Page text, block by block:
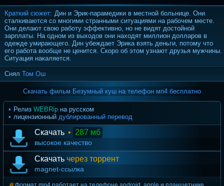
Краткий сюжет: Дин и Эрик-парамедики в местной больнице. Они
сталкиваются со многими странными ситуациями на рабочем месте.
Они делают свою работу эффективно, но не видят достойной
зарплаты. На одном из выходов они находят миллион долларов в
одежде умирающего. Дин убеждает Эрика взять деньги, потому что
его работа вообще не ценится. Скоро об этом узнают друзья мужчины.
Ситуация накаляется.
Снял Том Ош
Скачать фильм Безумный куш на телефон мп4 бесплатно
Релиз WEBRip на русском
лицензионный дублированный перевод
Скачать • 287 мб
высокое качество
Скачать через торрент
magnet-ссылка